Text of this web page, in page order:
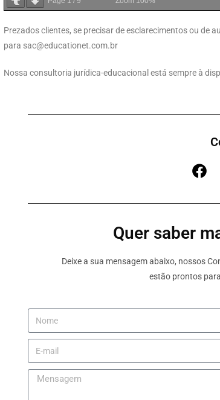
Prezados clientes, se precisar de esclarecimentos ou de
para sac@educationet.com.br
Nossa consultoria jurídica-educacional está sempre à
Quer saber
Deixe a sua mensagem abaixo, nossos
estão prontos